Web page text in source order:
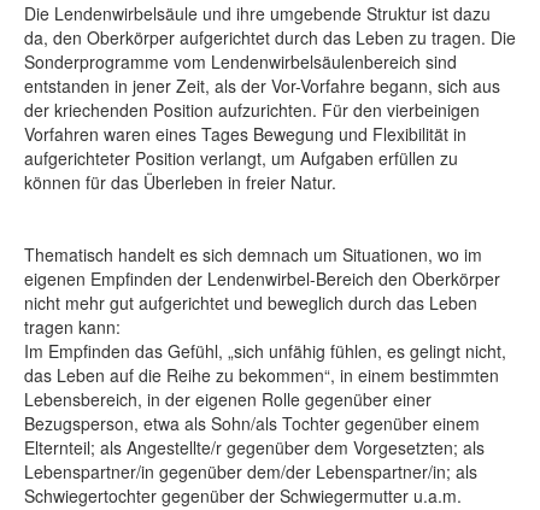
Die Lendenwirbelsäule und ihre umgebende Struktur ist dazu
da, den Oberkörper aufgerichtet durch das Leben zu tragen. Die
Sonderprogramme vom Lendenwirbelsäulenbereich sind
entstanden in jener Zeit, als der Vor-Vorfahre begann, sich aus
der kriechenden Position aufzurichten. Für den vierbeinigen
Vorfahren waren eines Tages Bewegung und Flexibilität in
aufgerichteter Position verlangt, um Aufgaben erfüllen zu
können für das Überleben in freier Natur.
Thematisch handelt es sich demnach um Situationen, wo im
eigenen Empfinden der Lendenwirbel-Bereich den Oberkörper
nicht mehr gut aufgerichtet und beweglich durch das Leben
tragen kann:
Im Empfinden das Gefühl, „sich unfähig fühlen, es gelingt nicht,
das Leben auf die Reihe zu bekommen“, in einem bestimmten
Lebensbereich, in der eigenen Rolle gegenüber einer
Bezugsperson, etwa als Sohn/als Tochter gegenüber einem
Elternteil; als Angestellte/r gegenüber dem Vorgesetzten; als
Lebenspartner/in gegenüber dem/der Lebenspartner/in; als
Schwiegertochter gegenüber der Schwiegermutter u.a.m.